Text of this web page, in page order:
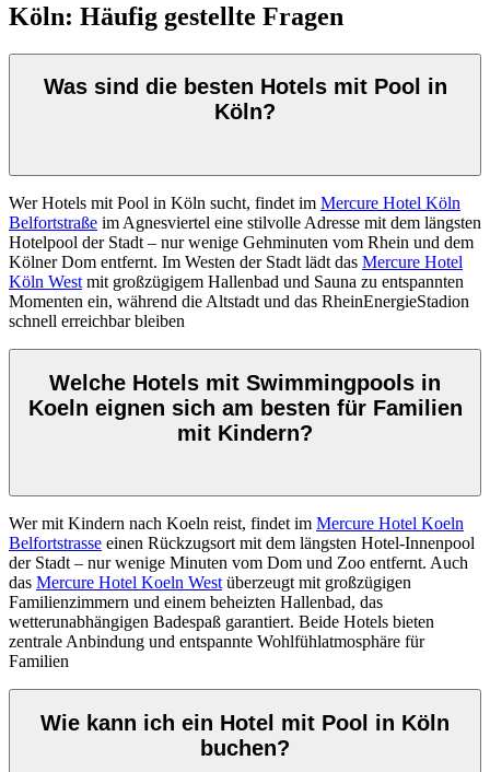
Köln: Häufig gestellte Fragen
Was sind die besten Hotels mit Pool in
Köln?
Wer Hotels mit Pool in Köln sucht, findet im Mercure Hotel Köln
Belfortstraße im Agnesviertel eine stilvolle Adresse mit dem längsten
Hotelpool der Stadt – nur wenige Gehminuten vom Rhein und dem
Kölner Dom entfernt. Im Westen der Stadt lädt das Mercure Hotel
Köln West mit großzügigem Hallenbad und Sauna zu entspannten
Momenten ein, während die Altstadt und das RheinEnergieStadion
schnell erreichbar bleiben
Welche Hotels mit Swimmingpools in
Koeln eignen sich am besten für Familien
mit Kindern?
Wer mit Kindern nach Koeln reist, findet im Mercure Hotel Koeln
Belfortstrasse einen Rückzugsort mit dem längsten Hotel-Innenpool
der Stadt – nur wenige Minuten vom Dom und Zoo entfernt. Auch
das Mercure Hotel Koeln West überzeugt mit großzügigen
Familienzimmern und einem beheizten Hallenbad, das
wetterunabhängigen Badespaß garantiert. Beide Hotels bieten
zentrale Anbindung und entspannte Wohlfühlatmosphäre für
Familien
Wie kann ich ein Hotel mit Pool in Köln
buchen?